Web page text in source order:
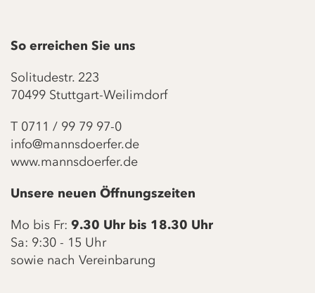
So erreichen Sie uns
Solitudestr. 223
70499 Stuttgart-Weilimdorf
T 0711 / 99 79 97-0
info@mannsdoerfer.de
www.mannsdoerfer.de
Unsere neuen Öffnungszeiten
Mo bis Fr: 9.30 Uhr bis 18.30 Uhr
Sa: 9:30 - 15 Uhr
sowie nach Vereinbarung